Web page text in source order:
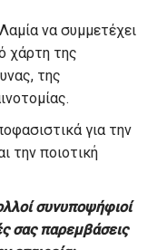
να συμμετέχει
χάρτη της
της
για την
την ποιοτική
συνυποψήφιοί
σας παρεμβάσεις